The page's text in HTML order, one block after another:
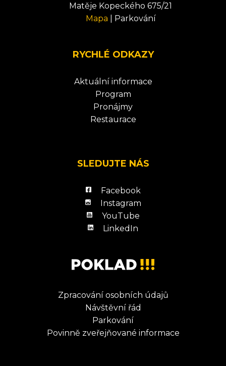
Matěje Kopeckého 675/21
Mapa
Parkování
RYCHLÉ ODKAZY
Aktuální informace
Program
Pronájmy
Restaurace
SLEDUJTE NÁS
Facebook
Instagram
YouTube
LinkedIn
Zpracování osobních údajů
Návštěvní řád
Parkování
Povinně zveřejňované informace